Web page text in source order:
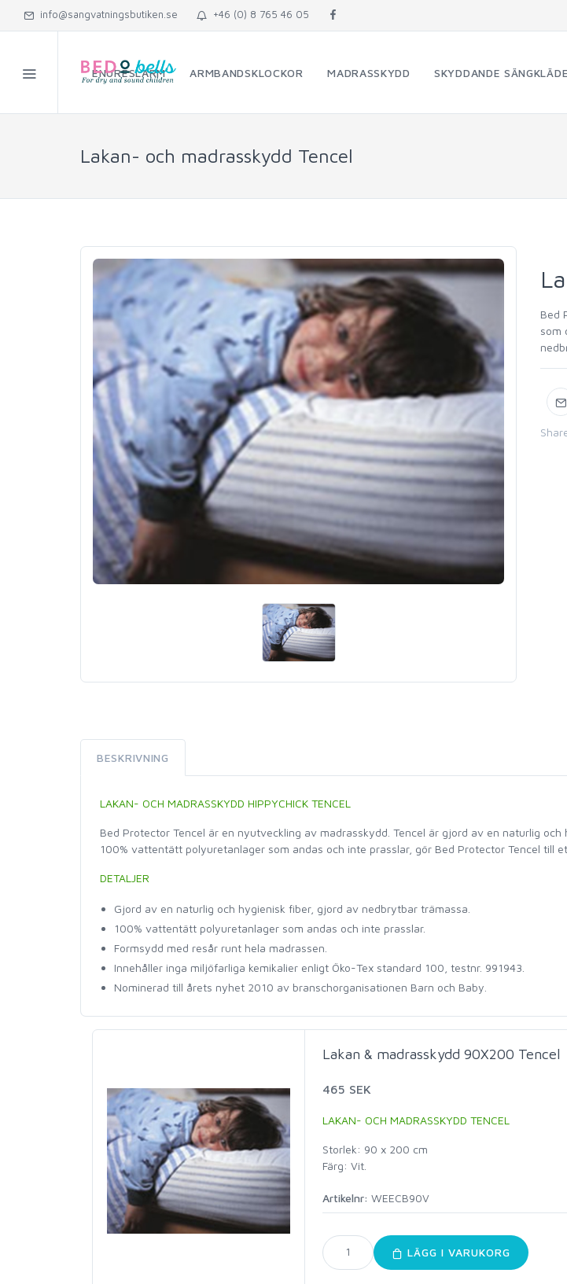
info@sangvatningsbutiken.se +46 (0) 8 765 46 05
ENURESLARM ARMBANDSKLOCKOR MADRASSKYDD SKYDDANDE
Lakan- och madrasskydd Tencel
Bed
som
BESKRIVNING
LAKAN- OCH MADRASSKYDD HIPPYCHICK TENCEL
Bed Protector Tencel är en nyutveckling av madrasskydd. Tencel är gjord av en naturlig
100% vattentätt polyuretanlager som andas och inte prasslar, gör Bed Protector Tencel till
DETALJER
Gjord av en naturlig och hygienisk fiber, gjord av nedbrytbar trämassa.
100% vattentätt polyuretanlager som andas och inte prasslar.
Formsydd med resår runt hela madrassen.
Innehåller inga miljöfarliga kemikalier enligt Öko-Tex standard 100, testnr. 991943.
Nominerad till årets nyhet 2010 av branschorganisationen Barn och Baby.
Lakan & madrasskydd 90X200 Tencel
465 SEK
LAKAN- OCH MADRASSKYDD TENCEL
Storlek: 90 x 200 cm
Färg: Vit.
Artikelnr: WEECB90V
LÄGG I VARUKORG